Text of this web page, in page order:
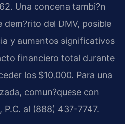
Una condena tambi?n
dem?rito del DMV, posible
y aumentos significativos
financiero total durante
los $10,000. Para una
comun?quese con
P.C. al (888) 437-7747.